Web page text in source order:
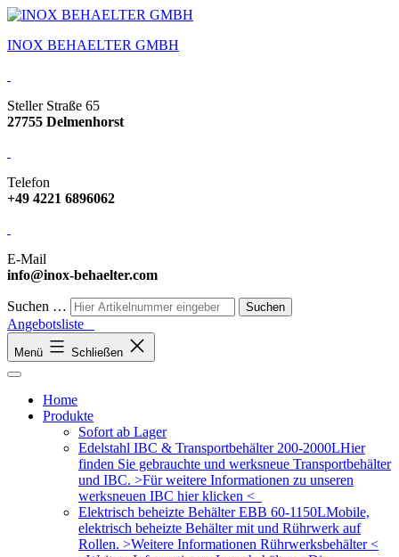
INOX BEHAELTER GMBH
Steller Straße 65
27755 Delmenhorst
Telefon
+49 4221 6896062
E-Mail
info@inox-behaelter.com
Suchen …
Angebotsliste
Menü Schließen
Home
Produkte
Sofort ab Lager
Edelstahl IBC & Transportbehälter 200-2000LHier
finden Sie gebrauchte und werksneue Transportbehälter
und IBC. >Für weitere Informationen zu unseren
werksneuen IBC hier klicken <
Elektrisch beheizte Behälter EBB 60-1150LMobile,
elektrisch beheizte Behälter mit und Rührwerk auf
Rollen. >Weitere Informationen Rührwerksbehälter <